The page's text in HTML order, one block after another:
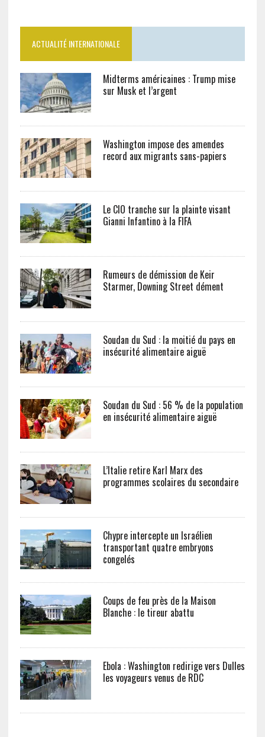
ACTUALITÉ INTERNATIONALE
Midterms américaines : Trump mise
sur Musk et l’argent
Washington impose des amendes
record aux migrants sans-papiers
Le CIO tranche sur la plainte visant
Gianni Infantino à la FIFA
Rumeurs de démission de Keir
Starmer, Downing Street dément
Soudan du Sud : la moitié du pays en
insécurité alimentaire aiguë
Soudan du Sud : 56 % de la population
en insécurité alimentaire aiguë
L’Italie retire Karl Marx des
programmes scolaires du secondaire
Chypre intercepte un Israélien
transportant quatre embryons
congelés
Coups de feu près de la Maison
Blanche : le tireur abattu
Ebola : Washington redirige vers Dulles
les voyageurs venus de RDC